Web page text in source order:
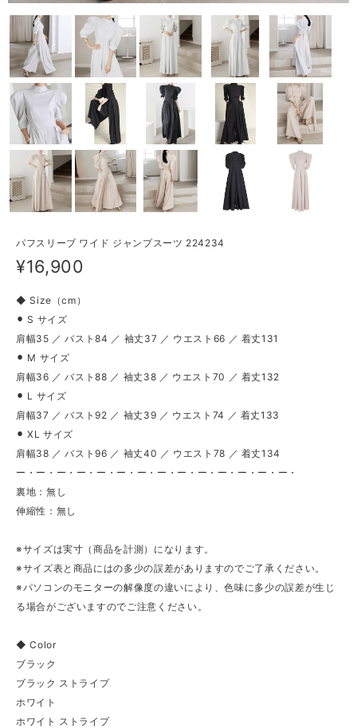
パフスリーブ ワイド ジャンプスーツ 224234
¥16,900
◆ Size（cm）
⚫︎ S サイズ
肩幅35 ／ バスト84 ／ 袖丈37 ／ ウエスト66 ／ 着丈131
⚫︎ M サイズ
肩幅36 ／ バスト88 ／ 袖丈38 ／ ウエスト70 ／ 着丈132
⚫︎ L サイズ
肩幅37 ／ バスト92 ／ 袖丈39 ／ ウエスト74 ／ 着丈133
⚫︎ XL サイズ
肩幅38 ／ バスト96 ／ 袖丈40 ／ ウエスト78 ／ 着丈134
ー・ー・ー・ー・ー・ー・ー・ー・ー・ー・ー・ー・ー・ー・
裏地：無し
伸縮性：無し
※サイズは実寸（商品を計測）になります。
※サイズ表と商品にはの多少の誤差がありますのでご了承ください。
※パソコンのモニターの解像度の違いにより、色味に多少の誤差が生じ
る場合がございますのでご注意ください。
◆ Color
ブラック
ブラック ストライプ
ホワイト
ホワイト ストライプ